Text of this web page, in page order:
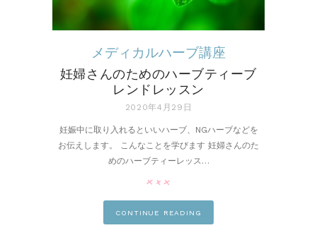
メディカルハーブ講座
妊婦さんのためのハーブティーブ
レンドレッスン
2020年4月29日
妊娠中に取り入れるといいハーブ、NGハーブなどを
お伝えします。 こんなことを学びます 妊婦さんのた
めのハーブティーレッス…
CONTINUE READING